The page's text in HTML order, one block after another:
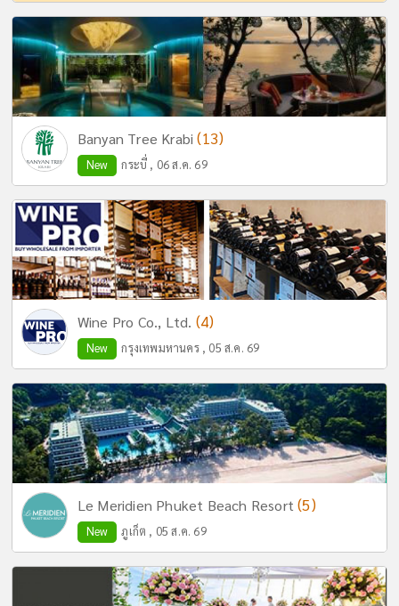
Banyan Tree Krabi(13)
New กระบี่ , 06 ส.ค. 69
Wine Pro Co., Ltd. (4)
New กรุงเทพมหานคร , 05 ส.ค. 69
Le Meridien Phuket Beach Resort(5)
New ภูเก็ต , 05 ส.ค. 69